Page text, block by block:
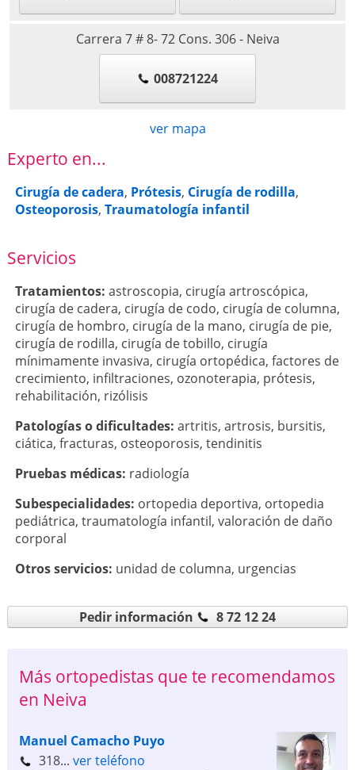
Carrera 7 # 8- 72 Cons. 306- Neiva
008721224
ver mapa
Experto en...
Cirugía de cadera, Prótesis, Cirugía de rodilla,
Osteoporosis, Traumatología infantil
Servicios
Tratamientos: astroscopia, cirugía artroscópica,
cirugía de cadera, cirugía de codo, cirugía de columna,
cirugía de hombro, cirugía de la mano, cirugía de pie,
cirugía de rodilla, cirugía de tobillo, cirugía
mínimamente invasiva, cirugía ortopédica, factores de
crecimiento, infiltraciones, ozonoterapia, prótesis,
rehabilitación, rizólisis
Patologí­as o dificultades: artritis, artrosis, bursitis,
ciática, fracturas, osteoporosis, tendinitis
Pruebas médicas: radiología
Subespecialidades: ortopedia deportiva, ortopedia
pediátrica, traumatología infantil, valoración de daño
corporal
Otros servicios: unidad de columna, urgencias
Pedir información 8 72 12 24
Más ortopedistas que te recomendamos
en Neiva
Manuel Camacho Puyo
318... ver teléfono